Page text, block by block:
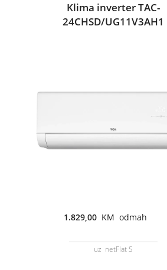
Klima inverter TAC-
24CHSD/UG11V3AH1
1.829,00 KM odmah
uz netFlat S